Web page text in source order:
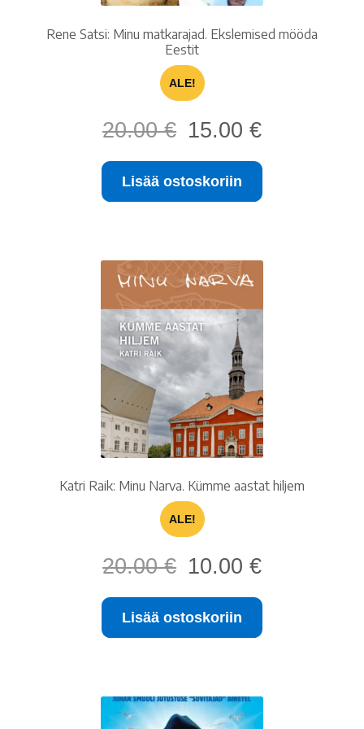
Rene Satsi: Minu matkarajad. Ekslemised mööda
Eestit
ALE!
20.00€
Alkuperäinen
hinta
oli:
20.00 €.
15.00 €Nykyinen
on:
Lisää ostoskoriin
Katri Raik: Minu Narva. Kümme aastat hiljem
ALE!
20.00€
Alkuperäinen
hinta
oli:
20.00 €.
10.00 €Nykyinen
on:
Lisää ostoskoriin